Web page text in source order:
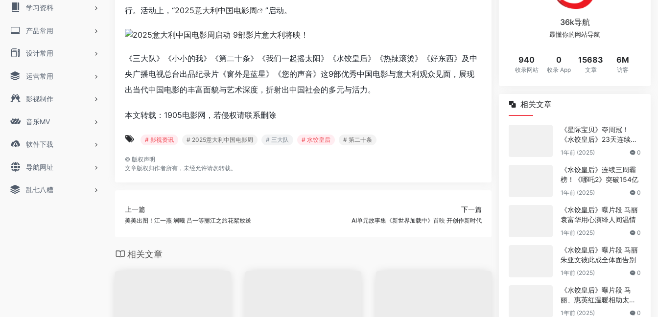
学习资料
产品常用
设计常用
运营常用
影视制作
音乐MV
软件下载
导航网址
乱七八糟
行。活动上，“2025意大利中国电影周 ”启动。
《三大队》《小小的我》《第二十条》《我们一起摇太阳》《水饺皇后》《热辣滚烫》《好东西》及中
央广播电视总台出品纪录片《窗外是蓝星》《您的声音》这9部优秀中国电影与意大利观众见面，展现
出当代中国电影的丰富面貌与艺术深度，折射出中国社会的多元与活力。
本文转载：1905电影网，若侵权请联系删除
# 影视资讯 # 2025意大利中国电影周 # 三大队 # 水饺皇后 # 第二十条
© 版权声明
文章版权归作者所有，未经允许请勿转载。
上一篇
美美出图！江一燕 斓曦 吕一等丽江之旅花絮放送
下一篇
AI单元故事集《新世界加载中》首映 开创作新时代
相关文章
36k导航
最懂你的网站导航
940
收录网站
0
收录 App
15683
文章
6M
访客
相关文章
《星际宝贝》夺周冠！
《水饺皇后》23天连续日
冠
1年前 (2025) 0
《水饺皇后》连续三周霸
榜！《哪吒2》突破154亿
1年前 (2025) 0
《水饺皇后》曝片段 马丽
袁富华用心演绎人间温情
1年前 (2025) 0
《水饺皇后》曝片段 马丽
朱亚文彼此成全体面告别
1年前 (2025) 0
《水饺皇后》曝片段 马
丽、惠英红温暖相助太动
人
1年前 (2025) 0